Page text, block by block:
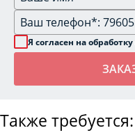
Я согласен на обработку
Также требуется: